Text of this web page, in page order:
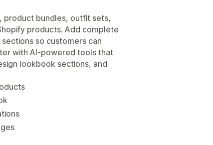
product bundles, outfit sets,
products. Add complete
so customers can
with AI-powered tools that
lookbook sections, and